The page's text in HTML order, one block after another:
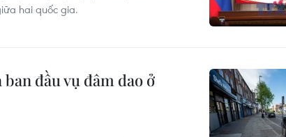
hai quốc gia.
đầu vụ đâm dao ở